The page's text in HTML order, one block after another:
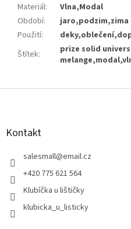
Materiál:
Vlna,Modal
Období:
jaro,podzim,zima
Použití:
Štítek:
prize solid
Z
Kontakt
salesmall@email.cz
+420 775 621 564
Klubíčka u lištičky
klubicka_u_listicky